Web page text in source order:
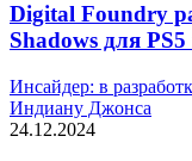
Digital Foundry
Shadows для
Инсайдер: в
Индиану Джонса
24.12.2024